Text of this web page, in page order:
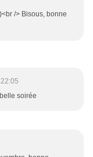
/> Bisous, bonne
soirée